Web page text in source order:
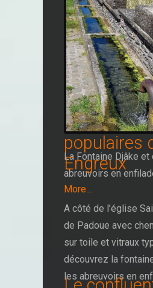
x.jpg (© :SI
eux.jpg (© :SI
eux.jpg (© :)SI
More...
La Fontaine Djâke
abreuvoirs en
More...
Petits
populaires
Engreux
A côté de l’église
de Padoue avec
sur toile et vitraux
découvrez la
les abreuvoirs en